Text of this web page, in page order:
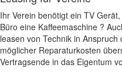
Ihr Verein benötigt ein TV
Büro eine Kaffeemaschine ?
leasen von Technik in
möglicher Reparaturkosten
Vertragsende in das Eigentum